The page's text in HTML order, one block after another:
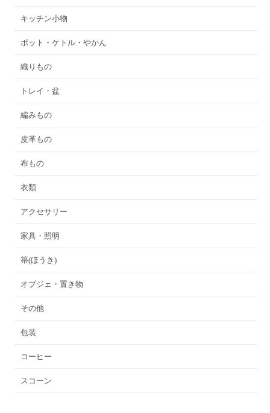
キッチン小物
ポット・ケトル・やかん
織りもの
トレイ・盆
編みもの
皮革もの
布もの
衣類
アクセサリー
家具・照明
箒(ほうき)
オブジェ・置き物
その他
包装
コーヒー
スコーン